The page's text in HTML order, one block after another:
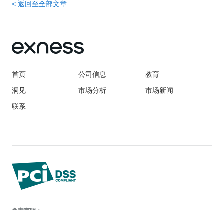
< 返回至全部文章
首页 公司信息 教育
洞见 市场分析 市场新闻
联系